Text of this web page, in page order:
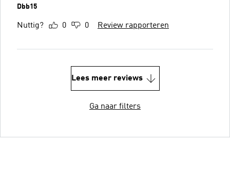
Dbb15
Nuttig? 0 0 Review rapporteren
Lees meer reviews
Ga naar filters